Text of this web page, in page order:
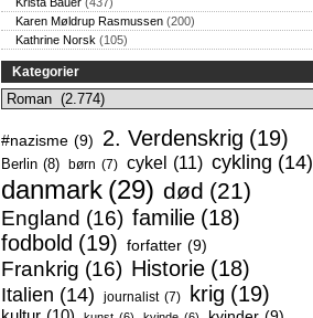
Karen Møldrup Rasmussen (200)
Kathrine Norsk (105)
Kategorier
Kategorier
#nazisme (9) 2. Verdenskrig (19)
Berlin (8) børn (7) cykel (11) cykling (14)
danmark (29) død (21)
England (16) familie (18)
fodbold (19) forfatter (9)
Frankrig (16) Historie (18)
Italien (14) journalist (7) krig (19)